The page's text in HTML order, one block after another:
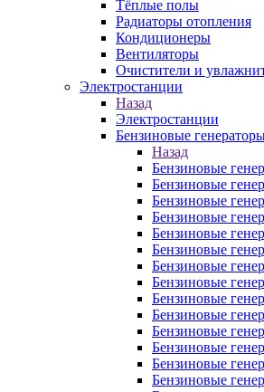
Тёплые полы
Радиаторы отопления
Кондиционеры
Вентиляторы
Очистители и
Электростанции
Назад
Электростанции
Бензиновые
Назад
Бензиновые
Бензиновые
Бензиновые
Бензиновые
Бензиновые
Бензиновые
Бензиновые
Бензиновые
Бензиновые
Бензиновые
Бензиновые
Бензиновые
Бензиновые
Бензиновые